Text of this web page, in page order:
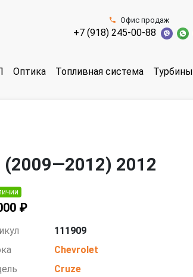
Офис продаж
+7 (918) 245-00-88
Оптика Топливная система Турбины
(2009—2012) 2012
₽
111909
Chevrolet
Cruze